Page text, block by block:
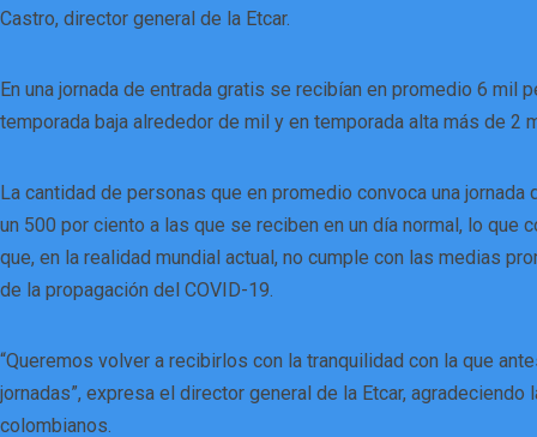
Castro, director general de la Etcar.
En una jornada de entrada gratis se recibían en promedio 6 mil
temporada baja alrededor de mil y en temporada alta más de 2
La cantidad de personas que en promedio convoca una jornada
un 500 por ciento a las que se reciben en un día normal, lo que
que, en la realidad mundial actual, no cumple con las medias
de la propagación del COVID-19.
“Queremos volver a recibirlos con la tranquilidad con la que
jornadas”, expresa el director general de la Etcar,
colombianos.